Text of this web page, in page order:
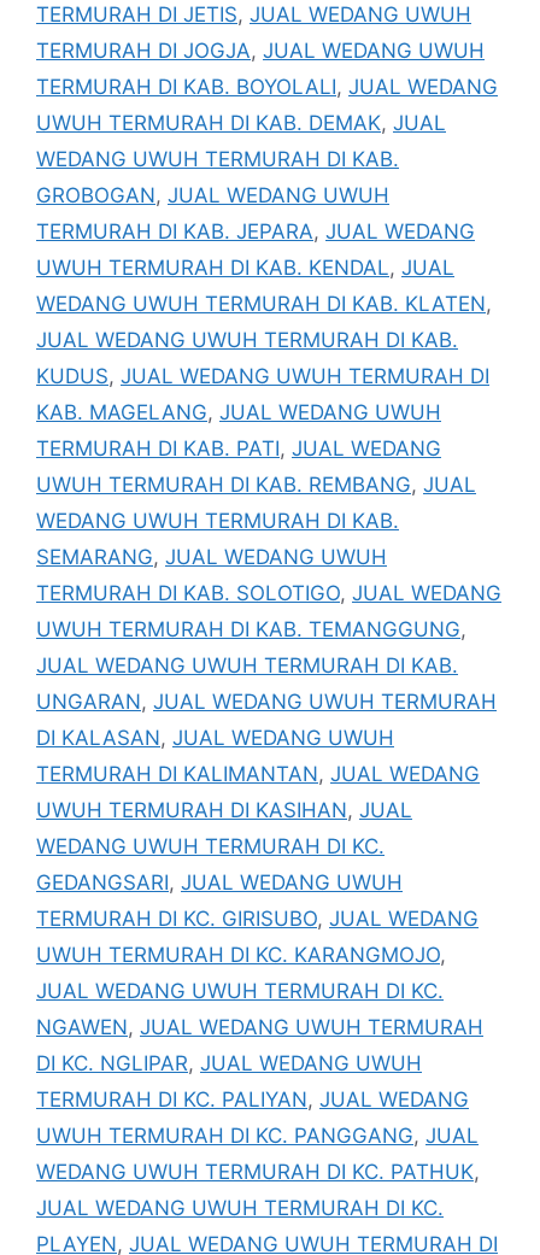
TERMURAH DI JETIS, JUAL WEDANG UWUH
TERMURAH DI JOGJA, JUAL WEDANG UWUH
TERMURAH DI KAB. BOYOLALI, JUAL WEDANG
UWUH TERMURAH DI KAB. DEMAK, JUAL
WEDANG UWUH TERMURAH DI KAB.
GROBOGAN, JUAL WEDANG UWUH
TERMURAH DI KAB. JEPARA, JUAL WEDANG
UWUH TERMURAH DI KAB. KENDAL, JUAL
WEDANG UWUH TERMURAH DI KAB. KLATEN,
JUAL WEDANG UWUH TERMURAH DI KAB.
KUDUS, JUAL WEDANG UWUH TERMURAH DI
KAB. MAGELANG, JUAL WEDANG UWUH
TERMURAH DI KAB. PATI, JUAL WEDANG
UWUH TERMURAH DI KAB. REMBANG, JUAL
WEDANG UWUH TERMURAH DI KAB.
SEMARANG, JUAL WEDANG UWUH
TERMURAH DI KAB. SOLOTIGO, JUAL WEDANG
UWUH TERMURAH DI KAB. TEMANGGUNG,
JUAL WEDANG UWUH TERMURAH DI KAB.
UNGARAN, JUAL WEDANG UWUH TERMURAH
DI KALASAN, JUAL WEDANG UWUH
TERMURAH DI KALIMANTAN, JUAL WEDANG
UWUH TERMURAH DI KASIHAN, JUAL
WEDANG UWUH TERMURAH DI KC.
GEDANGSARI, JUAL WEDANG UWUH
TERMURAH DI KC. GIRISUBO, JUAL WEDANG
UWUH TERMURAH DI KC. KARANGMOJO,
JUAL WEDANG UWUH TERMURAH DI KC.
NGAWEN, JUAL WEDANG UWUH TERMURAH
DI KC. NGLIPAR, JUAL WEDANG UWUH
TERMURAH DI KC. PALIYAN, JUAL WEDANG
UWUH TERMURAH DI KC. PANGGANG, JUAL
WEDANG UWUH TERMURAH DI KC. PATHUK,
JUAL WEDANG UWUH TERMURAH DI KC.
PLAYEN, JUAL WEDANG UWUH TERMURAH DI